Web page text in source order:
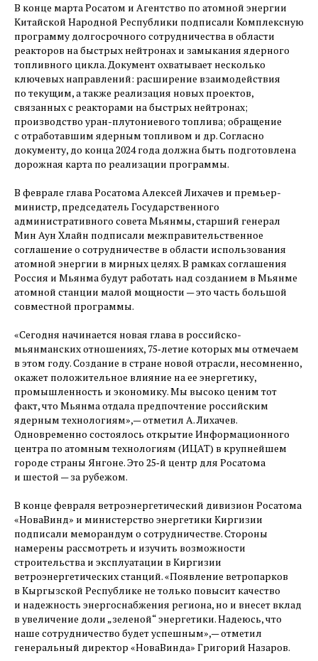
В конце марта Росатом и Агентство по атомной энергии
Китайской Народной Республики подписали Комплексную
программу долгосрочного сотрудничества в области
реакторов на быстрых нейтронах и замыкания ядерного
топливного цикла. Документ охватывает несколько
ключевых направлений: расширение взаимодействия
по текущим, а также реализация новых проектов,
связанных с реакторами на быстрых нейтронах;
производство уран-плутониевого топлива; обращение
с отработавшим ядерным топливом и др. Согласно
документу, до конца 2024 года должна быть подготовлена
дорожная карта по реализации программы.
В феврале глава Росатома Алексей Лихачев и премьер-
министр, председатель Государственного
административного совета Мьянмы, старший генерал
Мин Аун Хлайн подписали межправительственное
соглашение о сотрудничестве в области использования
атомной энергии в мирных целях. В рамках соглашения
Россия и Мьянма будут работать над созданием в Мьянме
атомной станции малой мощности — ​это часть большой
совместной программы.
«Сегодня начинается новая глава в российско-
мьянманских отношениях, 75‑летие которых мы отмечаем
в этом году. Создание в стране новой отрасли, несомненно,
окажет положительное влияние на ее энергетику,
промышленность и экономику. Мы высоко ценим тот
факт, что Мьянма отдала предпочтение российским
ядерным технологиям», — ​отметил А. Лихачев.
Одновременно состоялось открытие Информационного
центра по атомным технологиям (ИЦАТ) в крупнейшем
городе страны Янгоне. Это 25‑й центр для Росатома
и шестой — ​за рубежом.
В конце февраля ветроэнергетический дивизион Росатома
«НоваВинд» и министерство энергетики Киргизии
подписали меморандум о сотрудничестве. Стороны
намерены рассмотреть и изучить возможности
строительства и эксплуатации в Киргизии
ветроэнергетических станций. «Появление ветропарков
в Кыргызской Республике не только повысит качество
и надежность энергоснабжения региона, но и внесет вклад
в увеличение доли „зеленой“ энергетики. Надеюсь, что
наше сотрудничество будет успешным», — ​отметил
генеральный директор «НоваВинда» Григорий Назаров.